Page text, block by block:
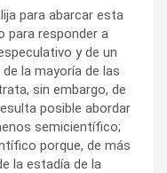
para abarcar esta
para responder a
y de un
la mayoría de las
sin embargo, de
posible abordar
semicientífico;
porque, de más
la estadía de la